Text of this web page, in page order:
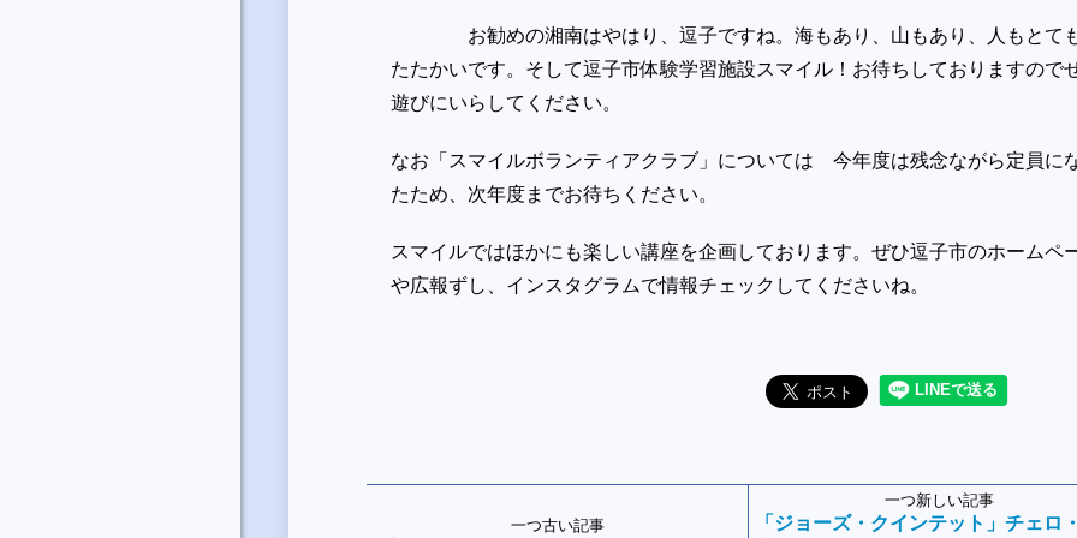
お勧めの湘南はやはり、逗子ですね。海もあり、山もあり、人もとて
たたかいです。そして逗子市体験学習施設スマイル！お待ちしておりますので
遊びにいらしてください。
なお「スマイルボランティアクラブ」については 今年度は残念ながら定員に
たため、次年度までお待ちください。
スマイルではほかにも楽しい講座を企画しております。ぜひ逗子市のホームペ
や広報ずし、インスタグラムで情報チェックしてくださいね。
一つ古い記事
一つ新しい記事
「ジョーズ・クインテット」チェロ・